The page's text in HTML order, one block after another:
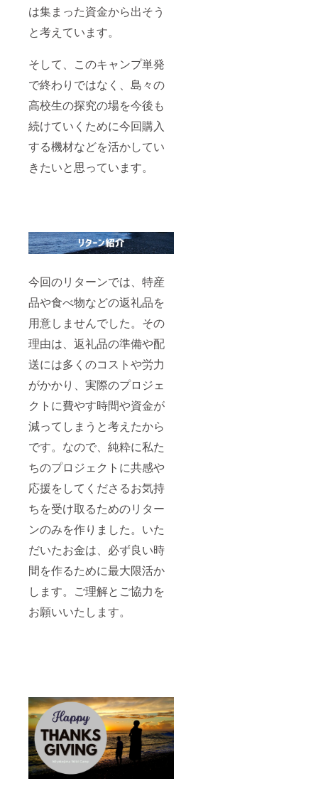
は集まった資金から出そう
と考えています。
そして、このキャンプ単発
で終わりではなく、島々の
高校生の探究の場を今後も
続けていくために今回購入
する機材などを活かしてい
きたいと思っています。
今回のリターンでは、特産
品や食べ物などの返礼品を
用意しませんでした。その
理由は、返礼品の準備や配
送には多くのコストや労力
がかかり、実際のプロジェ
クトに費やす時間や資金が
減ってしまうと考えたから
です。なので、純粋に私た
ちのプロジェクトに共感や
応援をしてくださるお気持
ちを受け取るためのリター
ンのみを作りました。いた
だいたお金は、必ず良い時
間を作るために最大限活か
します。ご理解とご協力を
お願いいたします。